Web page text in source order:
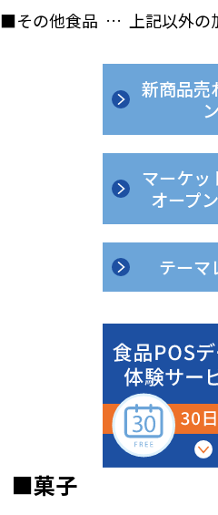
■その他食品 … 上記以外の
新商品売
マーケッ
オープ
テーマ
■菓子